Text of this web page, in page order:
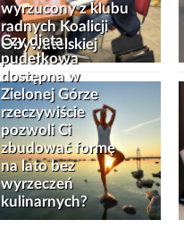
wyrzucony z klubu
radnych Koalicji
Obywatelskiej
Czy dieta
pudełkowa
dostępna w
Zielonej Górze
rzeczywiście
pozwoli Ci
zbudować formę
na lato bez
wyrzeczeń
kulinarnych?